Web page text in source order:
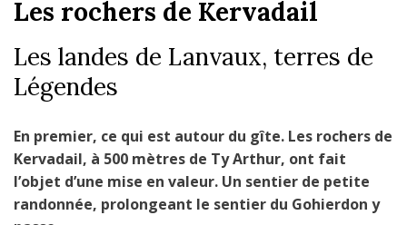
BRETAGNE SUD
Les rochers de Kervadail
Les landes de Lanvaux, terres de
Légendes
En premier, ce qui est autour du gîte. Les rochers de
Kervadail, à 500 mètres de Ty Arthur, ont fait
l’objet d’une mise en valeur. Un sentier de petite
randonnée, prolongeant le sentier du Gohierdon y